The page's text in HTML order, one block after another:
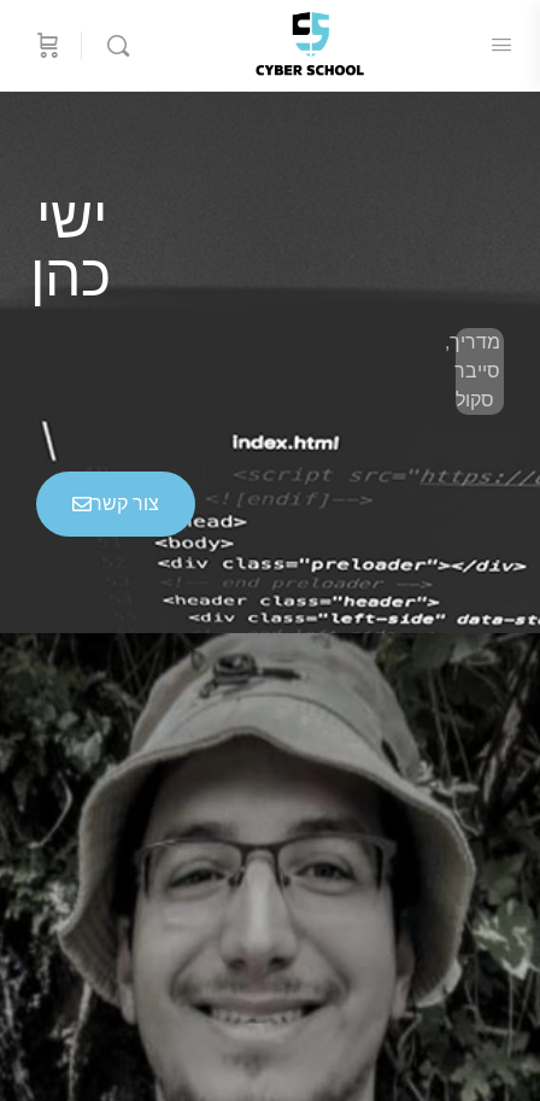
ישי
כהן
מדריך,
סייבר
סקול
צור קשר